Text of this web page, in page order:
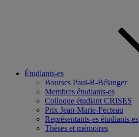
Étudiants-es
Bourses Paul-R-Bélanger
Membres étudiants-es
Colloque étudiant CRISES
Prix Jean-Marie-Fecteau
Représentants-es étudiants-es
Thèses et mémoires